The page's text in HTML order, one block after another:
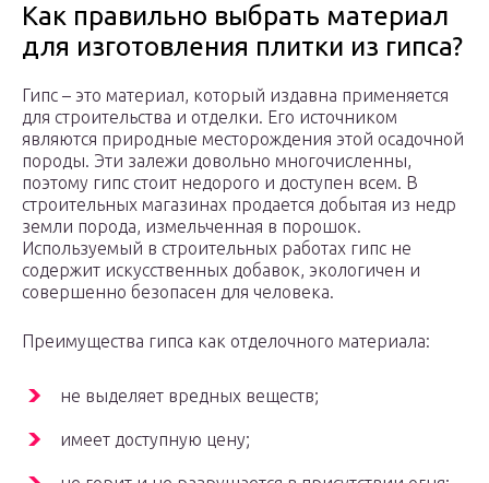
Как правильно выбрать материал
для изготовления плитки из гипса?
Гипс – это материал, который издавна применяется
для строительства и отделки. Его источником
являются природные месторождения этой осадочной
породы. Эти залежи довольно многочисленны,
поэтому гипс стоит недорого и доступен всем. В
строительных магазинах продается добытая из недр
земли порода, измельченная в порошок.
Используемый в строительных работах гипс не
содержит искусственных добавок, экологичен и
совершенно безопасен для человека.
Преимущества гипса как отделочного материала:
не выделяет вредных веществ;
имеет доступную цену;